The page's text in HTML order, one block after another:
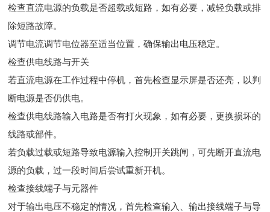
检查直流电源的负载是否超载或短路，如有必要，减轻负载或排
除短路故障。
调节电流调节电位器至适当位置，确保输出电压稳定。
检查供电线路与开关
若直流电源在工作过程中停机，首先检查显示屏是否还亮，以判
断电源是否仍供电。
检查供电线路输入电路是否有打火现象，如有必要，更换损坏的
线路或部件。
若负载过载或短路导致电源输入控制开关跳闸，可先断开直流电
源的负载，过一段时间后尝试重新开机。
检查接线端子与元器件
对于输出电压不稳定的情况，首先检查输入、输出接线端子与导